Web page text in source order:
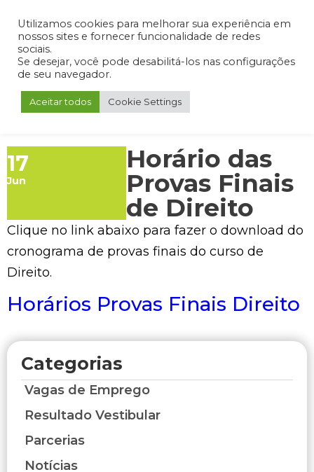
Admin Portal do Aluno Portal do Professor Portal do Coordenador
17
Jun
Horário das
Provas Finais
de Direito
Clique no link abaixo para fazer o download do
cronograma de provas finais do curso de
Direito.
Horários Provas Finais Direito
Categorias
Vagas de Emprego
Resultado Vestibular
Parcerias
Notícias
Utilizamos cookies para melhorar sua experiência em
nossos sites e fornecer funcionalidade de redes
sociais.
Se desejar, você pode desabilitá-los nas configurações
de seu navegador.
Aceitar todos Cookie Settings